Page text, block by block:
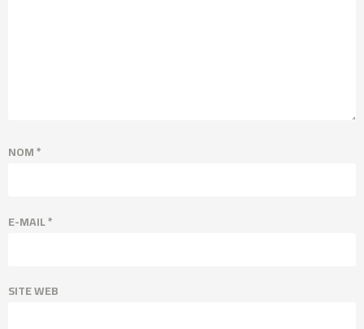
NOM*
E-MAIL*
SITE WEB